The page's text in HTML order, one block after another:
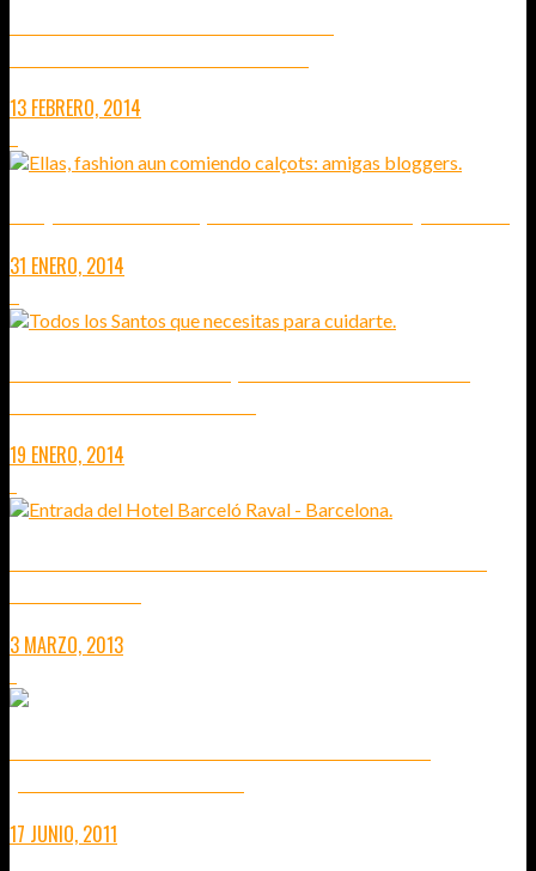
13 FEBRERO, 2014
31 ENERO, 2014
19 ENERO, 2014
3 MARZO, 2013
17 JUNIO, 2011